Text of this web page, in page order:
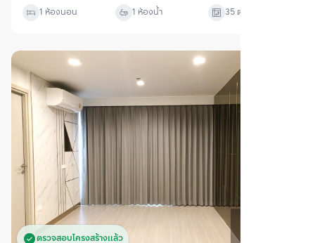
1 ห้องนอน 1 ห้องน้ำ 35 ตร.ม.
ตรวจสอบโครงสร้างแล้ว